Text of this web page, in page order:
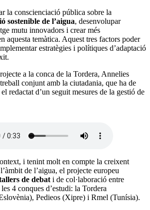
la conscienciació pública sobre la
sostenible de l’aigua, desenvolupar
mutu innovadors i crear més
aquesta temàtica. Aquest tres factors poder
estratègies i polítiques d’adaptació
a la conca de la Tordera, Annelies
conjunt amb la ciutadania, que ha de
redactat d’un seguit mesures de la gestió de
i tenint molt en compte la creixent
de l’aigua, el projecte europeu
de debat i de col·laboració entre
4 conques d’estudi: la Tordera
Pedieos (Xipre) i Rmel (Tunísia).